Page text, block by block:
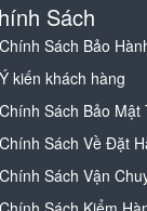
Sách
Sách Bảo
kiến khách hàng
Sách Bảo Mật
Sách Về Đặt
Sách Vận